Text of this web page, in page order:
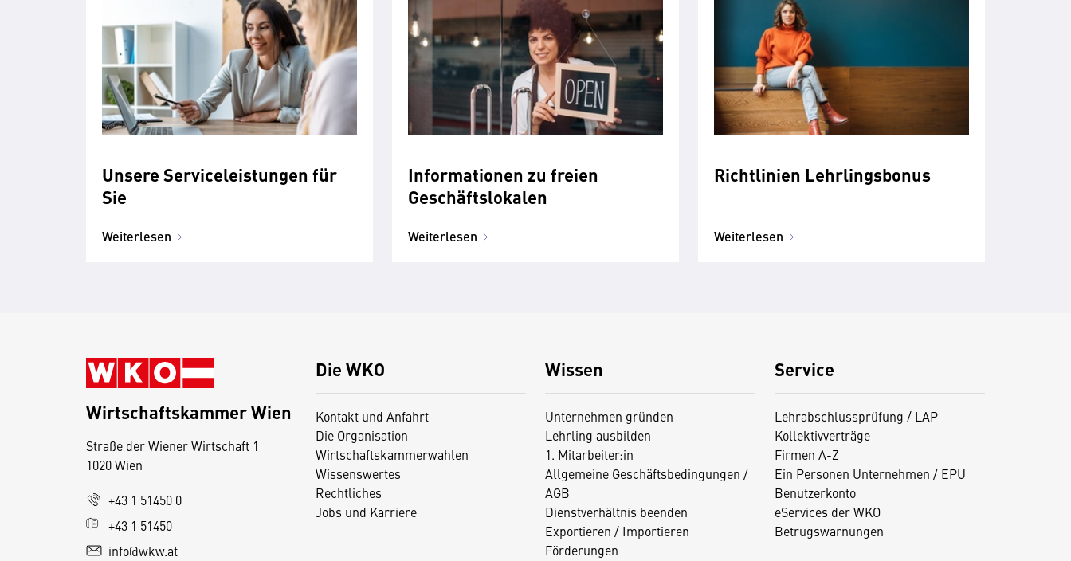
Unsere Serviceleistungen für
Sie
Weiterlesen
Informationen zu freien
Geschäftslokalen
Weiterlesen
Richtlinien Lehrlingsbonus
Weiterlesen
Die WKO
Kontakt und Anfahrt
Die Organisation
Wirtschaftskammerwahlen
Wissenswertes
Rechtliches
Jobs und Karriere
Wissen
Unternehmen gründen
Lehrling ausbilden
1. Mitarbeiter:in
Allgemeine Geschäftsbedingungen /
AGB
Dienstverhältnis beenden
Exportieren / Importieren
Förderungen
Service
Lehrabschlussprüfung / LAP
Kollektivverträge
Firmen A-Z
Ein Personen Unternehmen / EPU
Benutzerkonto
eServices der WKO
Betrugswarnungen
Wirtschaftskammer Wien
Straße der Wiener Wirtschaft 1
1020 Wien
+43 1 51450 0
+43 1 51450
info@wkw.at